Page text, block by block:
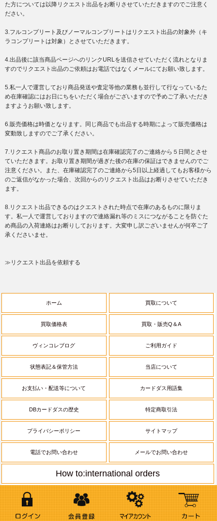
た方については以降リクエスト出品をお断りさせていただきますのでご注意く
ださい。
3.フルコンプリート及びノーマルコンプリートはリクエスト出品の対象外（キ
ラコンプリートは対象）とさせていただきます。
4.出品後に該当商品ページへのリンクURLを送信させていただく流れとなりま
すのでリクエスト出品のご依頼はお電話ではなくメールにてお願い致します。
5.私一人で運営しており商品発送や査定等他の業務も並行して行なっているた
め在庫確認にはお日にちをいただく場合がございますので予めご了承いただき
ますようお願い致します。
6.販売価格は時価となります。同じ商品でも出品する時期によって販売価格は
変動致しますのでご了承ください。
7.リクエスト商品のお取り置き期間は在庫確認完了のご連絡から５日間とさせ
ていただきます。お取り置き期間が過ぎた後の在庫の保証はできませんのでご
注意ください。また、在庫確認完了のご連絡から5日以上経過してもお客様から
のご返信がなかった場合、次回からのリクエスト出品はお断りさせていただき
ます。
8.リクエスト出品できるのはクエストされた時点で在庫のあるものに限りま
す。私一人で運営しておりますので連絡漏れ等のミスにつながることを防ぐた
め商品の入荷連絡はお断りしております。大変申し訳ございませんが何卒ご了
承くださいませ。
≫リクエスト出品を依頼する
ホーム 買取について
買取価格表 買取・販売Q＆A
ヴィンコレブログ ご利用ガイド
状態表記＆保管方法 当店について
お支払い・配送等について カードダス用語集
DBカードダスの歴史 特定商取引法
プライバシーポリシー サイトマップ
電話でお問い合わせ メールでお問い合わせ
How to:international orders